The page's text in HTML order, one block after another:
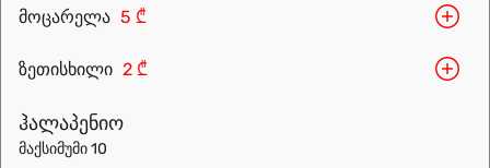
მოცარელა 5 ₾
ზეთისხილი 2 ₾
ჰალაპენიო
მაქსიმუმი 10